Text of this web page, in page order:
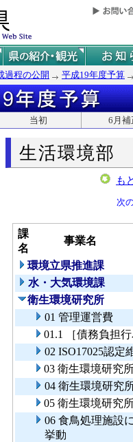
過程の公開 平成19年度予算
当初 6月補
生活環境部
も
次
課
名
事業名
環境立県推進課
水・大気環境課
衛生環境研究所
01 管理運営費
01.1 ［債務負担
02 ISO17025認定
03 衛生環境研究
04 衛生環境研究
05 衛生環境研究
06 食鳥処理施設
挙動